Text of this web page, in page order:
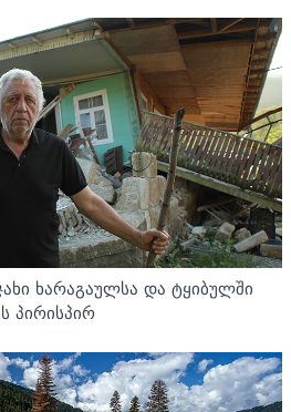
ხარაგაულსა და ტყიბულში
პირისპირ